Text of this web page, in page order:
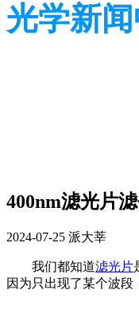
光学新
400nm滤光片
2024-07-25 派大莘
我们都知道滤光片
因为只出现了某个波段